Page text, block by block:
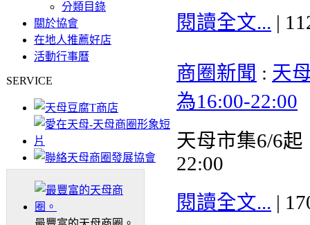
分類目錄
關於協會
在地人推薦好店
活動行事曆
SERVICE
閱讀全文... |
商圈新聞 : 天
為16:00-22:00
天母市集6/6
22:00
閱讀全文... |